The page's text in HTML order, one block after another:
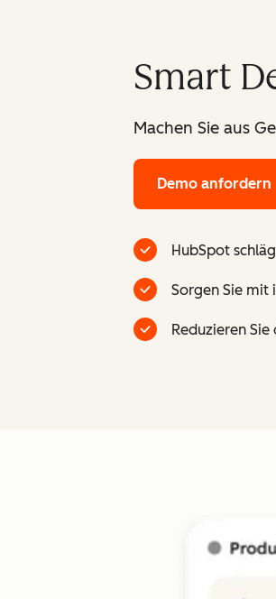
Smart
Machen Sie aus
Demo anfordern
HubSpot
Sorgen Sie mit
Reduzieren